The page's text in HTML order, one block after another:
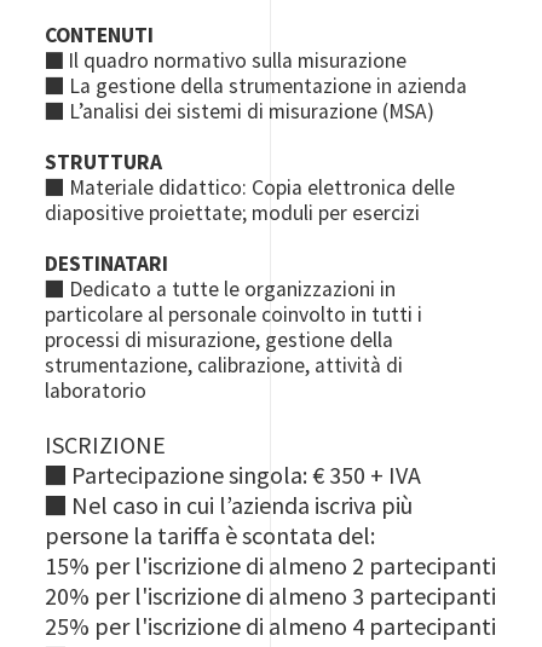
CONTENUTI
■ Il quadro normativo sulla misurazione
■ La gestione della strumentazione in azienda
■ L’analisi dei sistemi di misurazione (MSA)
STRUTTURA
■ Materiale didattico: Copia elettronica delle
diapositive proiettate; moduli per esercizi
DESTINATARI
■ Dedicato a tutte le organizzazioni in
particolare al personale coinvolto in tutti i
processi di misurazione, gestione della
strumentazione, calibrazione, attività di
laboratorio
ISCRIZIONE
■ Partecipazione singola: € 350 + IVA
■ Nel caso in cui l’azienda iscriva più
persone la tariffa è scontata del:
15% per l'iscrizione di almeno 2 partecipanti
20% per l'iscrizione di almeno 3 partecipanti
25% per l'iscrizione di almeno 4 partecipanti